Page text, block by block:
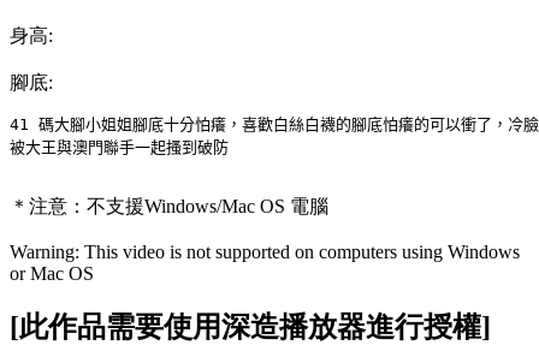
身高:
腳底:
41 碼大腳小姐姐腳底十分怕癢，喜歡白絲白襪的腳底怕癢的可以衝了，冷
被大王與澳門聯手一起搔到破防
＊注意： 不支援Windows/Mac OS 電腦
Warning: This video is not supported on computers using Windows
or Mac OS
[此作品需要使用深造播放器進行授權]